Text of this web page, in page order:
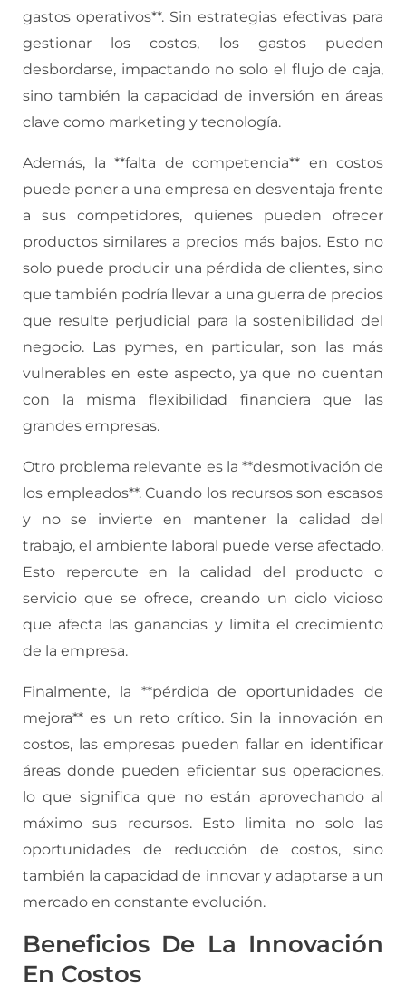
gastos operativos**. Sin estrategias efectivas para
gestionar los costos, los gastos pueden
desbordarse, impactando no solo el flujo de caja,
sino también la capacidad de inversión en áreas
clave como marketing y tecnología.
Además, la **falta de competencia** en costos
puede poner a una empresa en desventaja frente
a sus competidores, quienes pueden ofrecer
productos similares a precios más bajos. Esto no
solo puede producir una pérdida de clientes, sino
que también podría llevar a una guerra de precios
que resulte perjudicial para la sostenibilidad del
negocio. Las pymes, en particular, son las más
vulnerables en este aspecto, ya que no cuentan
con la misma flexibilidad financiera que las
grandes empresas.
Otro problema relevante es la **desmotivación de
los empleados**. Cuando los recursos son escasos
y no se invierte en mantener la calidad del
trabajo, el ambiente laboral puede verse afectado.
Esto repercute en la calidad del producto o
servicio que se ofrece, creando un ciclo vicioso
que afecta las ganancias y limita el crecimiento
de la empresa.
Finalmente, la **pérdida de oportunidades de
mejora** es un reto crítico. Sin la innovación en
costos, las empresas pueden fallar en identificar
áreas donde pueden eficientar sus operaciones,
lo que significa que no están aprovechando al
máximo sus recursos. Esto limita no solo las
oportunidades de reducción de costos, sino
también la capacidad de innovar y adaptarse a un
mercado en constante evolución.
Beneficios De La Innovación
En Costos